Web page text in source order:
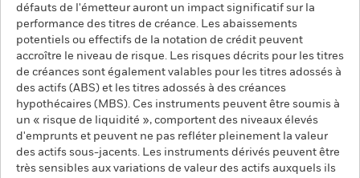
défauts de l'émetteur auront un impact significatif sur la
performance des titres de créance. Les abaissements
potentiels ou effectifs de la notation de crédit peuvent
accroître le niveau de risque. Les risques décrits pour les titres
de créances sont également valables pour les titres adossés à
des actifs (ABS) et les titres adossés à des créances
hypothécaires (MBS). Ces instruments peuvent être soumis à
un « risque de liquidité », comportent des niveaux élevés
d'emprunts et peuvent ne pas refléter pleinement la valeur
des actifs sous-jacents. Les instruments dérivés peuvent être
très sensibles aux variations de valeur des actifs auxquels ils